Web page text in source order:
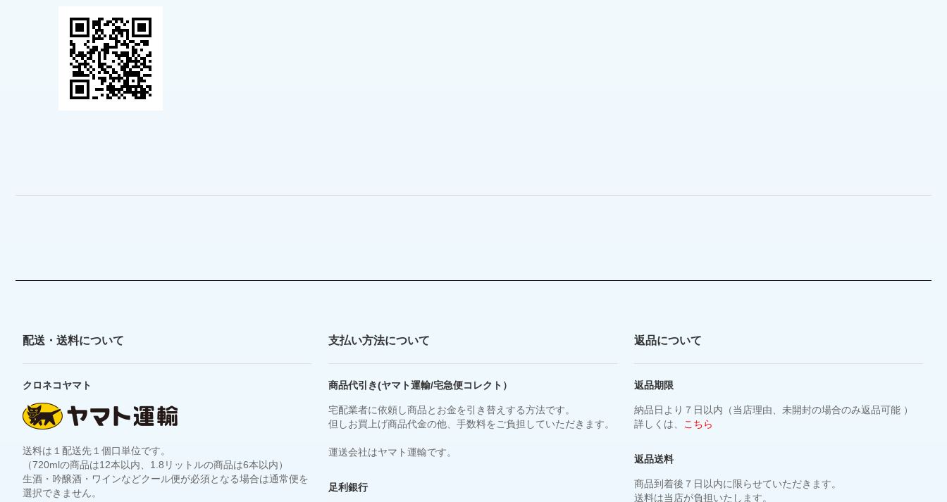
配送・送料について
クロネコヤマト
送料は１配送先１個口単位です。
（720mlの商品は12本以内、1.8リットルの商品は6本以内）
生酒・吟醸酒・ワインなどクール便が必須となる場合は通常便を
選択できません。
支払い方法について
商品代引き(ヤマト運輸/宅急便コレクト）
宅配業者に依頼し商品とお金を引き替えする方法です。
但しお買上げ商品代金の他、手数料をご負担していただきます。
運送会社はヤマト運輸です。
足利銀行
返品について
返品期限
納品日より７日以内（当店理由、未開封の場合のみ返品可能 ）
詳しくは、
こちら
返品送料
商品到着後７日以内に限らせていただきます。
送料は当店が負担いたします。